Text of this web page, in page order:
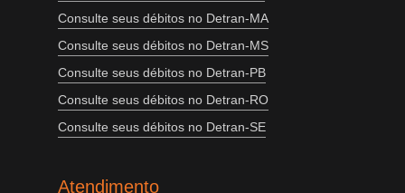
Consulte seus débitos no Detran-MA
Consulte seus débitos no Detran-MS
Consulte seus débitos no Detran-PB
Consulte seus débitos no Detran-RO
Consulte seus débitos no Detran-SE
Atendimento